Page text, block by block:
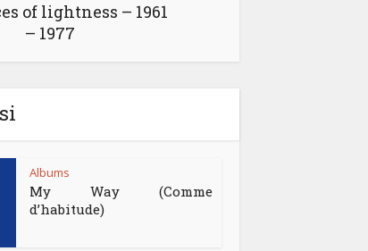
of lightness – 1961
– 1977
Albums
My Way (Comme
d’habitude)